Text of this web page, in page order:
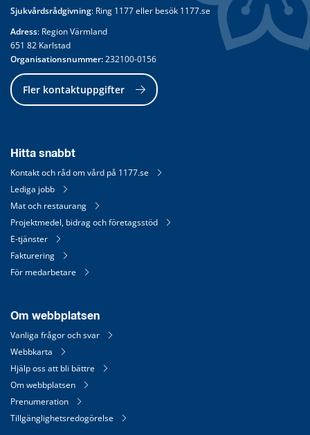
Sjukvårdsrådgivning: Ring 1177 eller besök 1177.se
Adress: Region Värmland
651 82 Karlstad
Organisationsnummer: 232100-0156
Fler kontaktuppgifter
Hitta snabbt
Kontakt och råd om vård på 1177.se
Lediga jobb
Mat och restaurang
Projektmedel, bidrag och företagsstöd
E-tjänster
Fakturering
För medarbetare
Om webbplatsen
Vanliga frågor och svar
Webbkarta
Hjälp oss att bli bättre
Om webbplatsen
Prenumeration
Tillgänglighetsredogörelse